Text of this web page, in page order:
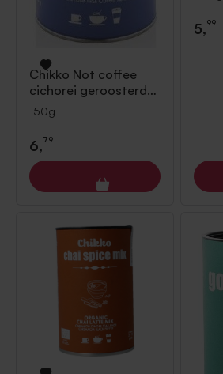
Chikko Not coffee
cichorei geroosterd
150g
150g
6,79
5,99